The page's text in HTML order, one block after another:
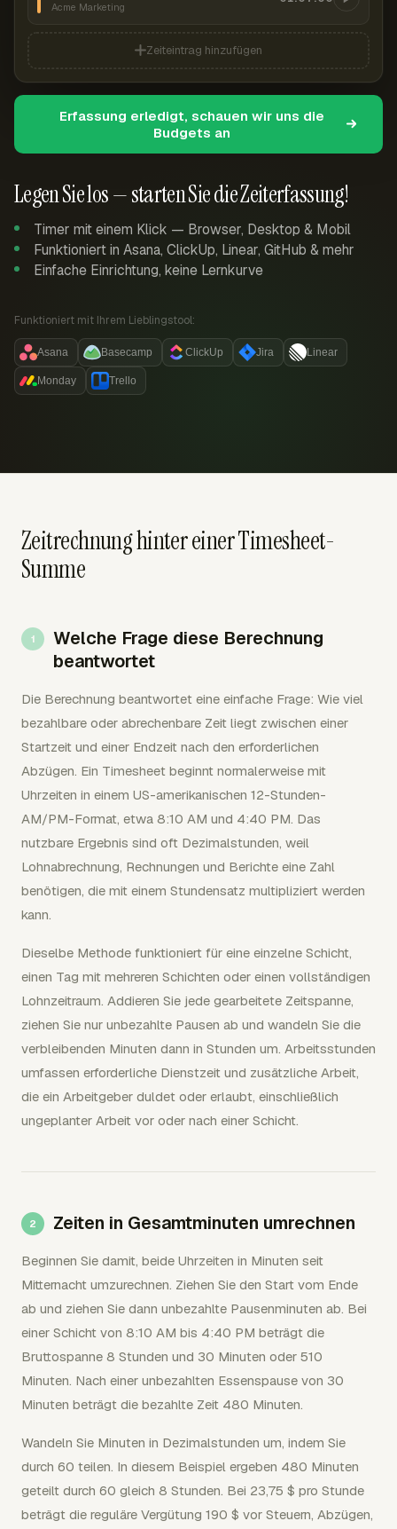
Legen Sie los — starten Sie die Zeiterfassung!
Timer mit einem Klick — Browser, Desktop & Mobil
Funktioniert in Asana, ClickUp, Linear, GitHub & mehr
Einfache Einrichtung, keine Lernkurve
Funktioniert mit Ihrem Lieblingstool:
Asana Basecamp ClickUp Jira Linear
Monday Trello
Acme Marketing
Zeiteintrag hinzufügen
Erfassung erledigt, schauen wir uns die
Budgets an
Zeitrechnung hinter einer Timesheet-
Summe
Welche Frage diese Berechnung
beantwortet
Die Berechnung beantwortet eine einfache Frage: Wie viel
bezahlbare oder abrechenbare Zeit liegt zwischen einer
Startzeit und einer Endzeit nach den erforderlichen
Abzügen. Ein Timesheet beginnt normalerweise mit
Uhrzeiten in einem US-amerikanischen 12-Stunden-
AM/PM-Format, etwa 8:10 AM und 4:40 PM. Das
nutzbare Ergebnis sind oft Dezimalstunden, weil
Lohnabrechnung, Rechnungen und Berichte eine Zahl
benötigen, die mit einem Stundensatz multipliziert werden
kann.
Dieselbe Methode funktioniert für eine einzelne Schicht,
einen Tag mit mehreren Schichten oder einen vollständigen
Lohnzeitraum. Addieren Sie jede gearbeitete Zeitspanne,
ziehen Sie nur unbezahlte Pausen ab und wandeln Sie die
verbleibenden Minuten dann in Stunden um. Arbeitsstunden
umfassen erforderliche Dienstzeit und zusätzliche Arbeit,
die ein Arbeitgeber duldet oder erlaubt, einschließlich
ungeplanter Arbeit vor oder nach einer Schicht.
Zeiten in Gesamtminuten umrechnen
Beginnen Sie damit, beide Uhrzeiten in Minuten seit
Mitternacht umzurechnen. Ziehen Sie den Start vom Ende
ab und ziehen Sie dann unbezahlte Pausenminuten ab. Bei
einer Schicht von 8:10 AM bis 4:40 PM beträgt die
Bruttospanne 8 Stunden und 30 Minuten oder 510
Minuten. Nach einer unbezahlten Essenspause von 30
Minuten beträgt die bezahlte Zeit 480 Minuten.
Wandeln Sie Minuten in Dezimalstunden um, indem Sie
durch 60 teilen. In diesem Beispiel ergeben 480 Minuten
geteilt durch 60 gleich 8 Stunden. Bei 23,75 $ pro Stunde
beträgt die reguläre Vergütung 190 $ vor Steuern, Abzügen,